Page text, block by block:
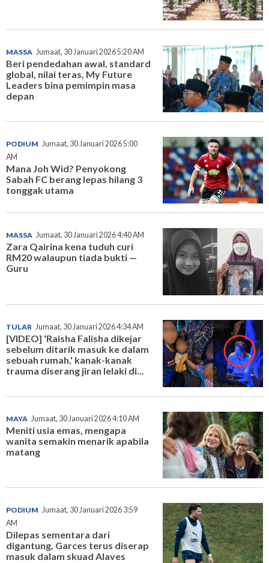
MASSA Jumaat, 30 Januari 2026 5:20 AM
Beri pendedahan awal, standard
global, nilai teras, My Future
Leaders bina pemimpin masa
depan
PODIUM Jumaat, 30 Januari 2026 5:00
AM
Mana Joh Wid? Penyokong
Sabah FC berang lepas hilang 3
tonggak utama
MASSA Jumaat, 30 Januari 2026 4:40 AM
Zara Qairina kena tuduh curi
RM20 walaupun tiada bukti —
Guru
TULAR Jumaat, 30 Januari 2026 4:34 AM
[VIDEO] 'Raisha Falisha dikejar
sebelum ditarik masuk ke dalam
sebuah rumah,' kanak-kanak
trauma diserang jiran lelaki di...
MAYA Jumaat, 30 Januari 2026 4:10 AM
Meniti usia emas, mengapa
wanita semakin menarik apabila
matang
PODIUM Jumaat, 30 Januari 2026 3:59
AM
Dilepas sementara dari
digantung, Garces terus diserap
masuk dalam skuad Alaves